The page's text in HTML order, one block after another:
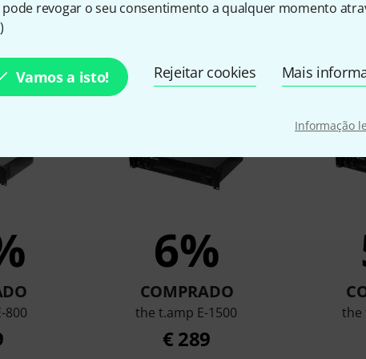
pode revogar o seu consentimento a qualquer momento
)
Vamos a isto! Rejeitar cookies Mais
Informação
os clientes que
800
6%
COMPRADO
the t.amp E-1500
€ 289
the